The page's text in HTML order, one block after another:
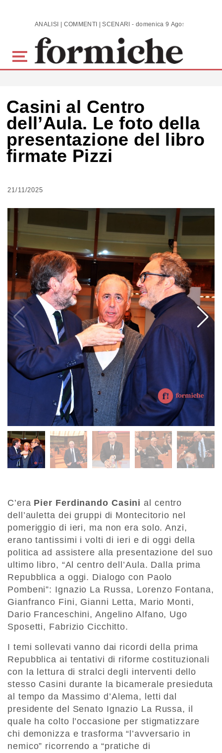
Skip to main content ANALISI | COMMENTI | SCENARI - domenica 9 Agosto 2026
Casini al Centro
dell’Aula. Le foto della
presentazione del libro
firmate Pizzi
21/11/2025
C’era Pier Ferdinando Casini al centro
dell’auletta dei gruppi di Montecitorio nel
pomeriggio di ieri, ma non era solo. Anzi,
erano tantissimi i volti di ieri e di oggi della
politica ad assistere alla presentazione del suo
ultimo libro, “Al centro dell’Aula. Dalla prima
Repubblica a oggi. Dialogo con Paolo
Pombeni”: Ignazio La Russa, Lorenzo Fontana,
Gianfranco Fini, Gianni Letta, Mario Monti,
Dario Franceschini, Angelino Alfano, Ugo
Sposetti, Fabrizio Cicchitto.
I temi sollevati vanno dai ricordi della prima
Repubblica ai tentativi di riforme costituzionali
con la lettura di stralci degli interventi dello
stesso Casini durante la bicamerale presieduta
al tempo da Massimo d’Alema, letti dal
presidente del Senato Ignazio La Russa, il
quale ha colto l’occasione per stigmatizzare
chi demonizza e trasforma “l’avversario in
nemico” ricorrendo a “pratiche di